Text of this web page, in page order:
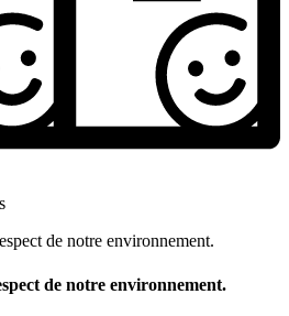
de notre environnement.